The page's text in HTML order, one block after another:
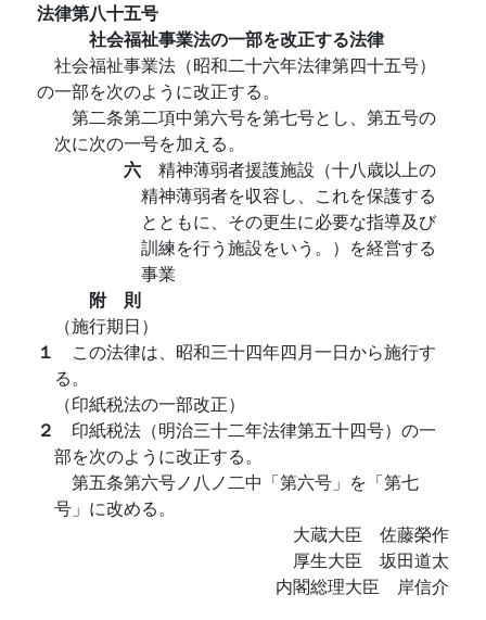
法律第八十五号
社会福祉事業法の一部を改正する法律
社会福祉事業法（昭和二十六年法律第四十五号）
の一部を次のように改正する。
第二条第二項中第六号を第七号とし、第五号の
次に次の一号を加える。
六 精神薄弱者援護施設（十八歳以上の
精神薄弱者を収容し、これを保護する
とともに、その更生に必要な指導及び
訓練を行う施設をいう。）を経営する
事業
附 則
（施行期日）
１ この法律は、昭和三十四年四月一日から施行す
る。
（印紙税法の一部改正）
２ 印紙税法（明治三十二年法律第五十四号）の一
部を次のように改正する。
第五条第六号ノ八ノ二中「第六号」を「第七
号」に改める。
大蔵大臣 佐藤榮作
厚生大臣 坂田道太
内閣総理大臣 岸信介